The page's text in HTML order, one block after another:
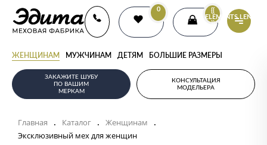
0
{{
ELEMENTS.LENGTH
}}
ЖЕНЩИНАМ МУЖЧИНАМ ДЕТЯМ БОЛЬШИЕ РАЗМЕРЫ
ЗАКАЖИТЕ ШУБУ
ПО ВАШИМ
МЕРКАМ
КОНСУЛЬТАЦИЯ
МОДЕЛЬЕРА
Главная . Каталог . Женщинам .
Эксклюзивный мех для женщин